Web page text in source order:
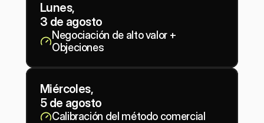
Lunes,
3 de agosto
Negociación de alto valor +
Objeciones
Miércoles,
5 de agosto
Calibración del método comercial